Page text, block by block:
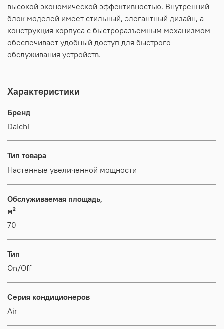
высокой экономической эффективностью. Внутренний
блок моделей имеет стильный, элегантный дизайн, а
конструкция корпуса с быстроразъемным механизмом
обеспечивает удобный доступ для быстрого
обслуживания устройств.
Характеристики
Бренд
Daichi
Тип товара
Настенные увеличенной мощности
Обслуживаемая площадь,
м²
70
Тип
On/Off
Серия кондиционеров
Air